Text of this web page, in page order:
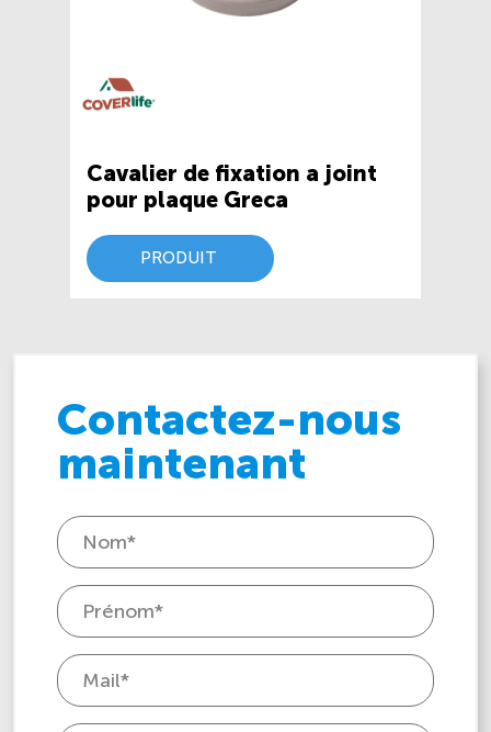
Cavalier de fixation a joint
pour plaque Greca
PRODUIT
Contactez-nous
maintenant